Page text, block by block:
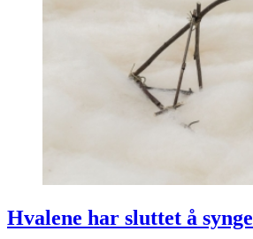
Hvalene har sluttet å synge